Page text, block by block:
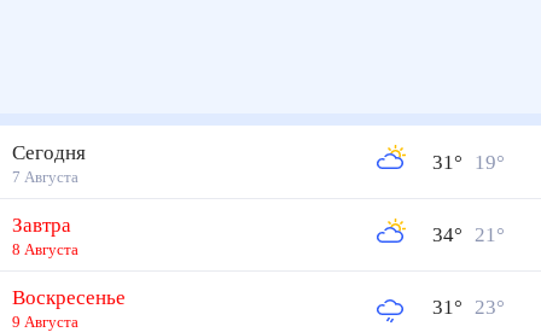
Сегодня
7 Августа
31° 19°
Завтра
8 Августа
34° 21°
Воскресенье
9 Августа
31° 23°